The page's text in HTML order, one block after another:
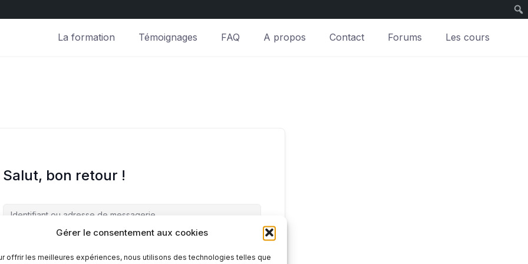
Gérer le consentement aux cookies
offrir les meilleures expériences, nous utilisons des technologies telles que
La formation Témoignages FAQ A propos Contact Forums Les cours
Salut, bon retour !